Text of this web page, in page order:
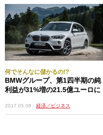
何でそんなに儲かるの!?
BMWグループ、第1四半期の純
利益が31%増の21.5億ユーロに
2017.05.08 経済／ビジネス